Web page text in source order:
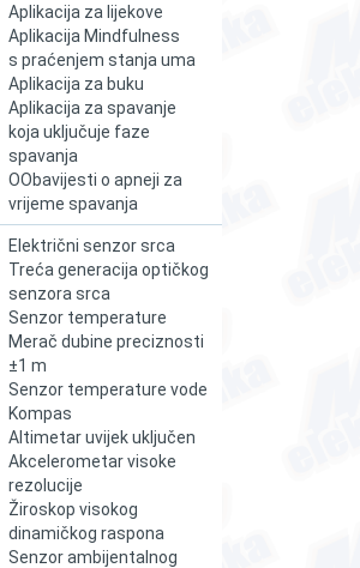
Aplikacija za lijekove
Aplikacija Mindfulness
s praćenjem stanja uma
Aplikacija za buku
Aplikacija za spavanje
koja uključuje faze
spavanja
OObavijesti o apneji za
vrijeme spavanja
Električni senzor srca
Treća generacija optičkog
senzora srca
Senzor temperature
Merač dubine preciznosti
±1 m
Senzor temperature vode
Kompas
Altimetar uvijek uključen
Akcelerometar visoke
rezolucije
Žiroskop visokog
dinamičkog raspona
Senzor ambijentalnog